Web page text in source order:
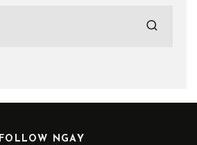
FOLLOW NGAY